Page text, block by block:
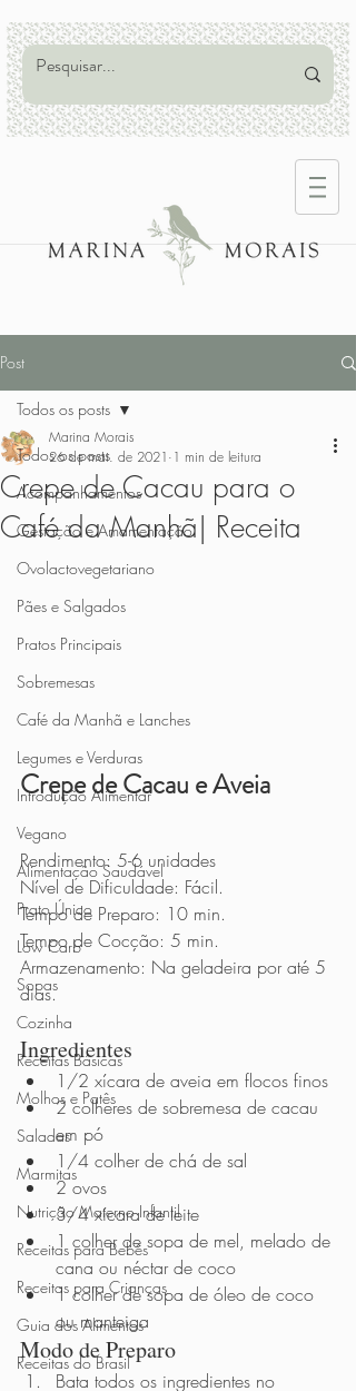
Post
Todos os posts
Acompanhamentos
Gestação e Amamentação
Ovolactovegetariano
Pães e Salgados
Pratos Principais
Sobremesas
Café da Manhã e Lanches
Legumes e Verduras
Introdução Alimentar
Vegano
Alimentação Saudável
Prato Único
Low Carb
Sopas
Cozinha
Receitas Básicas
Molhos e Patês
Saladas
Marmitas
Nutrição Materno Infantil
Receitas para Bebês
Receitas para Crianças
Guia dos Alimentos
Receitas do Brasil
Todos os posts
Crepe de Cacau para o
Café da Manhã| Receita
Marina Morais
26 de mai. de 2021 1 min de leitura
Crepe de Cacau e Aveia
Rendimento: 5-6 unidades
Nível de Dificuldade: Fácil.
Tempo de Preparo: 10 min.
Tempo de Cocção: 5 min.
Armazenamento: Na geladeira por até 5
dias.
Ingredientes
1/2 xícara de aveia em flocos finos
2 colheres de sobremesa de cacau
em pó
1/4 colher de chá de sal
2 ovos
3/4 xícara de leite
1 colher de sopa de mel, melado de
cana ou néctar de coco
1 colher de sopa de óleo de coco
ou manteiga
Modo de Preparo
Bata todos os ingredientes no